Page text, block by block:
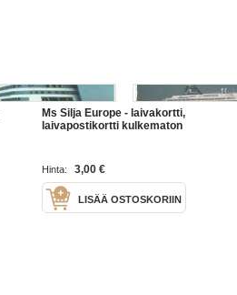
Ms Silja Europe - laivakortti,
laivapostikortti kulkematon
Hinta: 3,00 €
LISÄÄ OSTOSKORIIN